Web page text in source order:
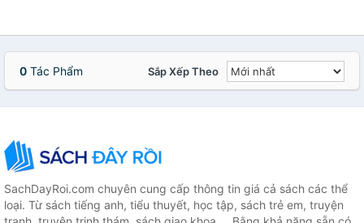
0 Tác Phẩm Sắp Xếp Theo
SachDayRoi.com chuyên cung cấp thông tin giá cả sách các thể
loại. Từ sách tiếng anh, tiểu thuyết, học tập, sách trẻ em, truyện